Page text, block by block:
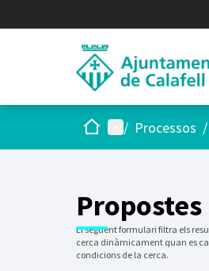
Inici Menú principal
/ Processos /
Propostes
El següent formulari filtra els
cerca dinàmicament quan es
condicions de la cerca.